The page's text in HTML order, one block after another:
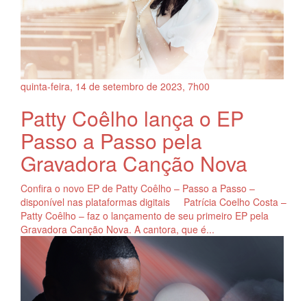
quinta-feira, 14 de setembro de 2023, 7h00
Patty Coêlho lança o EP
Passo a Passo pela
Gravadora Canção Nova
Confira o novo EP de Patty Coêlho – Passo a Passo –
disponível nas plataformas digitais Patrícia Coelho Costa –
Patty Coêlho – faz o lançamento de seu primeiro EP pela
Gravadora Canção Nova. A cantora, que é...